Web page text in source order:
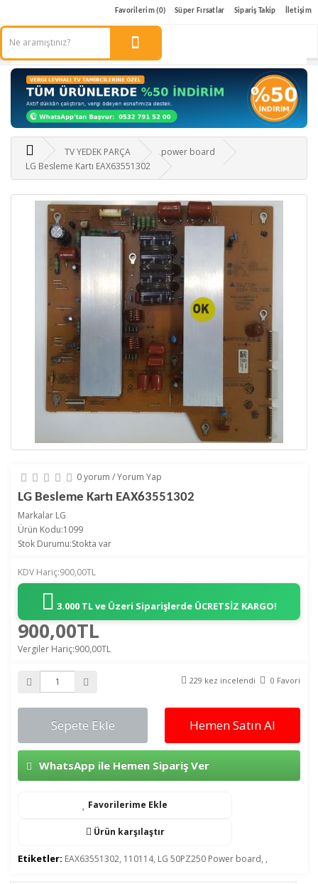
Favorilerim (0) Süper Fırsatlar Sipariş Takip İletişim
TV YEDEK PARÇA
power board
LG Besleme Kartı EAX63551302
0 yorum /Yorum Yap
LG Besleme Kartı EAX63551302
Markalar LG
Ürün Kodu:1099
Stok Durumu:Stokta var
KDV Hariç:900,00TL
3.000 TL ve Üzeri Siparişlerde ÜCRETSİZ KARGO!
900,00TL
Vergiler Hariç:900,00TL
229 kez incelendi 0 Favori
Sepete Ekle Hemen Satın Al
WhatsApp ile Hemen Sipariş Ver
Favorilerime Ekle
Ürün karşılaştır
Etiketler: EAX63551302, 110114, LG 50PZ250 Power board, ,